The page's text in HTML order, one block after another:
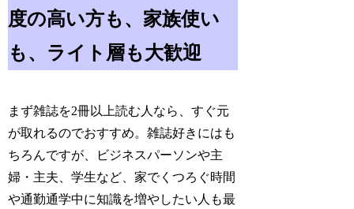
度の高い方も、家族使い
も、ライト層も大歓迎
まず雑誌を2冊以上読む人なら、すぐ元
が取れるのでおすすめ。雑誌好きにはも
ちろんですが、ビジネスパーソンや主
婦・主夫、学生など、家でくつろぐ時間
や通勤通学中に知識を増やしたい人も最